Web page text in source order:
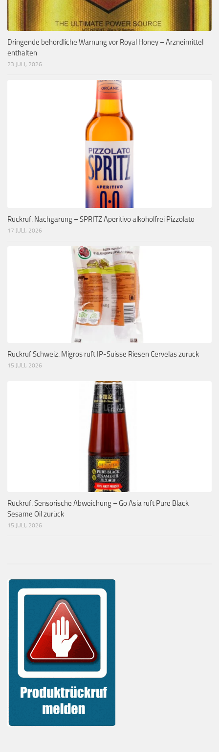
Dringende behördliche Warnung vor Royal Honey – Arzneimittel
enthalten
23 JULI, 2026
Rückruf: Nachgärung – SPRITZ Aperitivo alkoholfrei Pizzolato
17 JULI, 2026
Rückruf Schweiz: Migros ruft IP-Suisse Riesen Cervelas zurück
15 JULI, 2026
Rückruf: Sensorische Abweichung – Go Asia ruft Pure Black
Sesame Oil zurück
15 JULI, 2026